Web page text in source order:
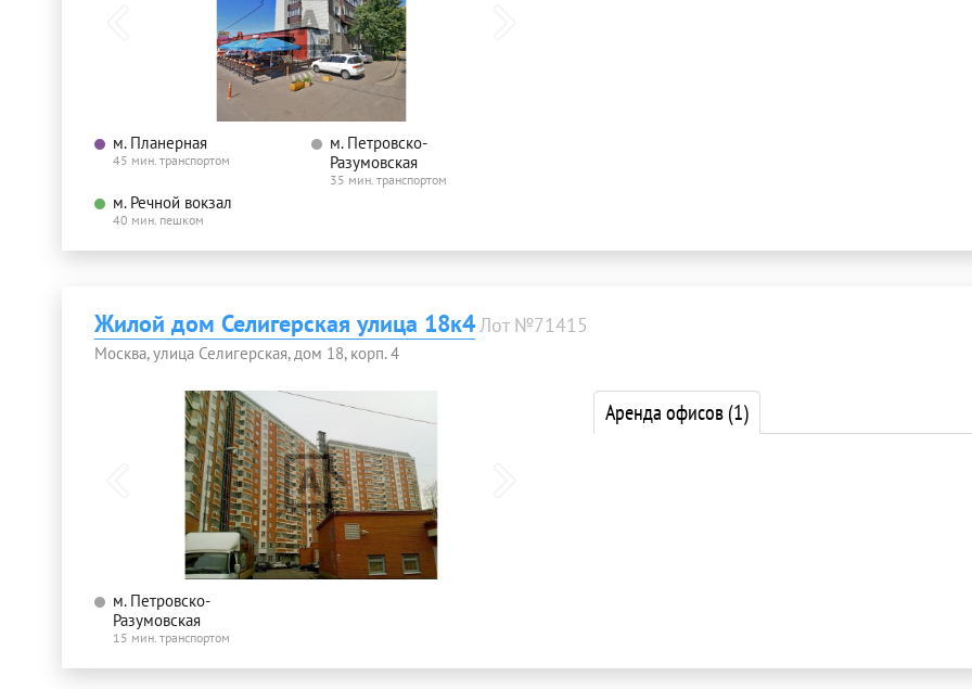
м. Планерная
45 мин. транспортом
м. Петровско-
Разумовская
35 мин. транспортом
м. Речной вокзал
40 мин. пешком
Жилой дом Селигерская улица 18к4Лот №71415
Москва, улица Селигерская, дом 18, корп. 4
м. Петровско-
Разумовская
15 мин. транспортом
Аренда офисов(1)